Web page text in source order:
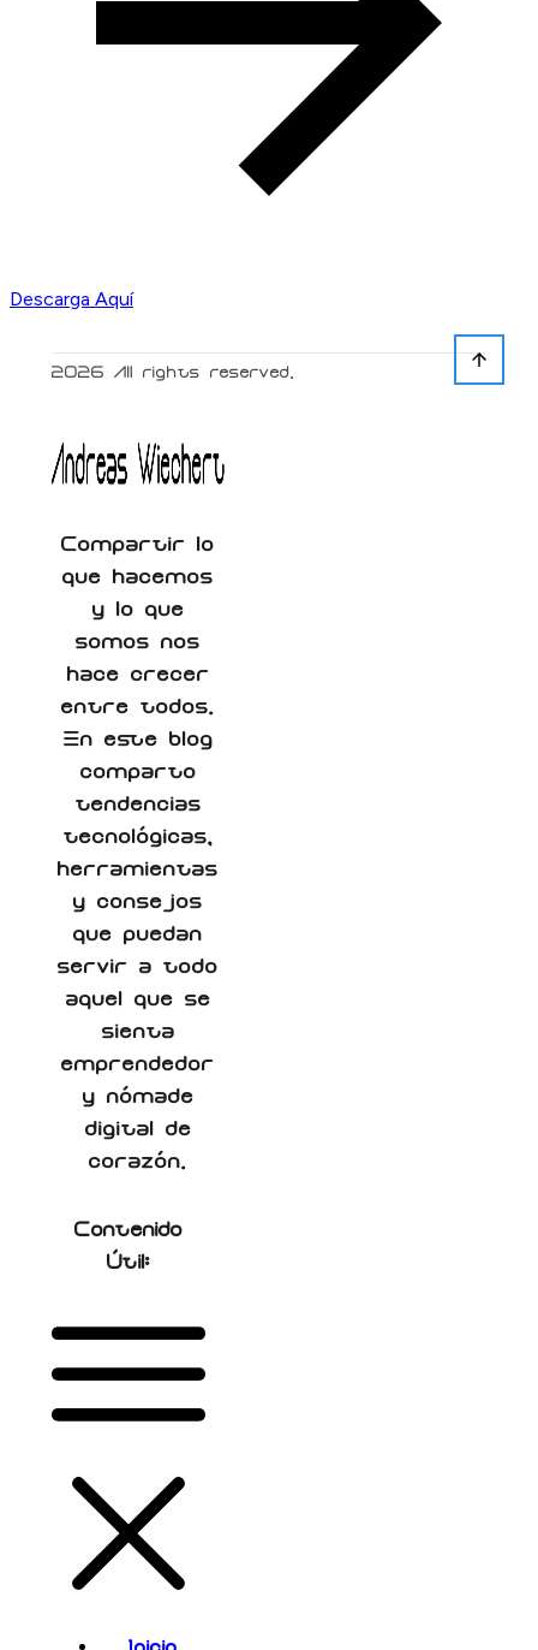
Descarga Aquí
Compartir lo
que hacemos
y lo que
somos nos
hace crecer
entre todos.
En este blog
comparto
tendencias
tecnológicas,
herramientas
y consejos
que puedan
servir a todo
aquel que se
sienta
emprendedor
y nómade
digital de
corazón.
Contenido
Útil:
2026 All rights reserved.